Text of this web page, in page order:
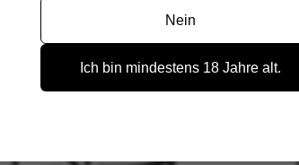
Nein
Ich bin mindestens 18 Jahre alt.